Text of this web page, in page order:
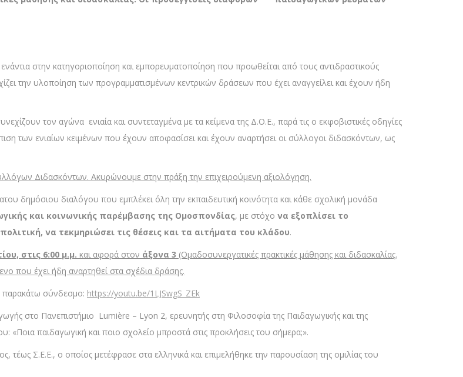
στην κατηγοριοποίηση και εμπορευματοποίηση που προωθείται από τους αντιδραστικούς
την υλοποίηση των προγραμματισμένων κεντρικών δράσεων που έχει αναγγείλει και έχουν ήδη
τον αγώνα ενιαία και συντεταγμένα με τα κείμενα της Δ.Ο.Ε., παρά τις ο εκφοβιστικές οδηγίες
των ενιαίων κειμένων που έχουν αποφασίσει και έχουν αναρτήσει οι σύλλογοι διδασκόντων, ως
Διδασκόντων. Ακυρώνουμε στην πράξη την επιχειρούμενη αξιολόγηση.
δημόσιου διαλόγου που εμπλέκει όλη την εκπαιδευτική κοινότητα και κάθε σχολική μονάδα
και κοινωνικής παρέμβασης της Ομοσπονδίας, με στόχο να εξοπλίσει το
να τεκμηριώσει τις θέσεις και τα αιτήματα του κλάδου.
στις 6:00 μ.μ. και αφορά στον άξονα 3 (Ομαδοσυνεργατικές πρακτικές μάθησης και διδασκαλίας.
που έχει ήδη αναρτηθεί στα σχέδια δράσης.
παρακάτω σύνδεσμο: https://youtu.be/1LJSwgS_ZEk
στο Πανεπιστήμιο Lumière – Lyon 2, ερευνητής στη Φιλοσοφία της Παιδαγωγικής και της
«Ποια παιδαγωγική και ποιο σχολείο μπροστά στις προκλήσεις του σήμερα;».
τέως Σ.Ε.Ε., ο οποίος μετέφρασε στα ελληνικά και επιμελήθηκε την παρουσίαση της ομιλίας του